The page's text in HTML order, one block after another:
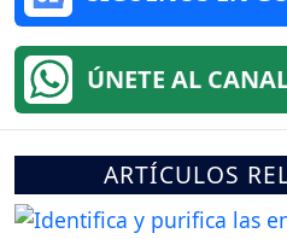
ÚNETE AL
ARTÍCULOS